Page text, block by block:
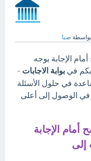
بواسطة صبا
الإجابة يوجه
بكم في بوابة الاجابات -
في حلول الأسئلة
في الوصول إلى أعلى
الإجابة
إلى